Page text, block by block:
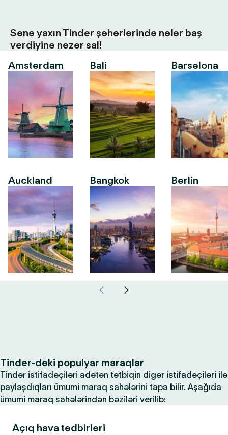
Sənə yaxın Tinder şəhərlərində nələr baş
verdiyinə nəzər sal!
Amsterdam
Auckland
Bali
Bangkok
Barselona
Berlin
Tinder-dəki populyar maraqlar
Tinder istifadəçiləri adətən tətbiqin digər istifadəçiləri ilə
paylaşdıqları ümumi maraq sahələrini tapa bilir. Aşağıda
ümumi maraq sahələrindən bəziləri verilib:
Açıq hava tədbirləri